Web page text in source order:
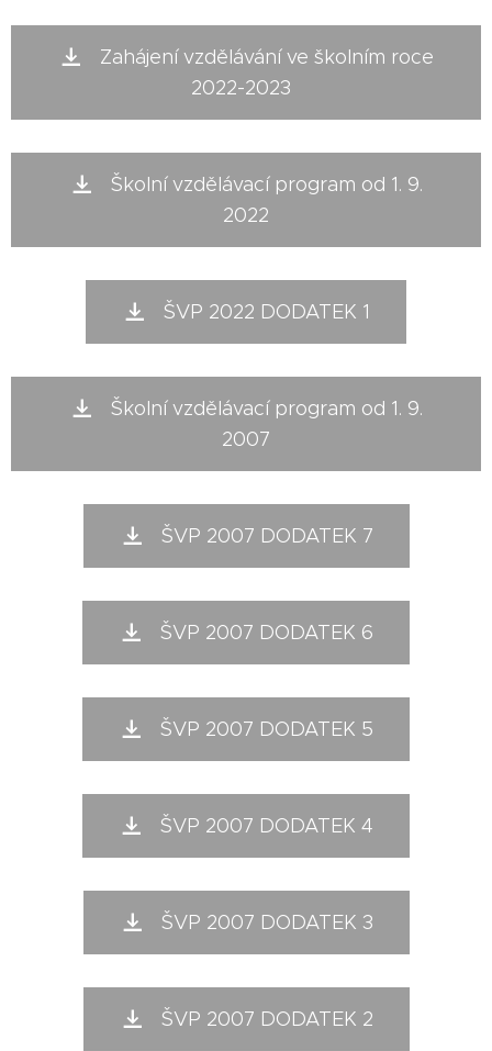
Zahájení vzdělávání ve školním roce
2022-2023
Školní vzdělávací program od 1. 9.
2022
ŠVP 2022 DODATEK 1
Školní vzdělávací program od 1. 9.
2007
ŠVP 2007 DODATEK 7
ŠVP 2007 DODATEK 6
ŠVP 2007 DODATEK 5
ŠVP 2007 DODATEK 4
ŠVP 2007 DODATEK 3
ŠVP 2007 DODATEK 2